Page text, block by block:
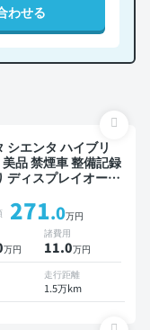
わせる
シエンタ ハイブリ
美品 禁煙車 整備記録
ディスプレイオーデ
ー オートクルーズ
キー ETC バック
ドライブレコーダ
軽減 両側電動スラ
271.0万円
万円
諸費用
11.0万円
走行距離
1.5万km